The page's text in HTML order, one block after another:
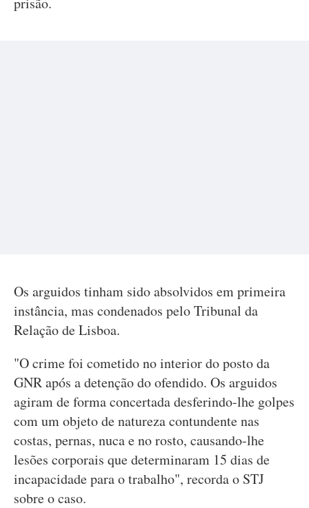
Os arguidos tinham sido absolvidos em primeira
instância, mas condenados pelo Tribunal da
Relação de Lisboa.
"O crime foi cometido no interior do posto da
GNR após a detenção do ofendido. Os arguidos
agiram de forma concertada desferindo-lhe golpes
com um objeto de natureza contundente nas
costas, pernas, nuca e no rosto, causando-lhe
lesões corporais que determinaram 15 dias de
incapacidade para o trabalho", recorda o STJ
sobre o caso.